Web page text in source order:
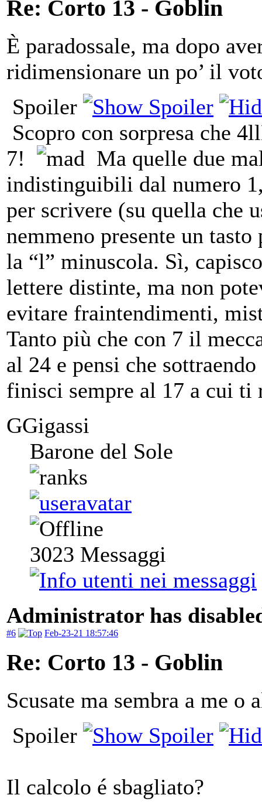
Re: Corto 13 - Goblin
È paradossale, ma dopo
ridimensionare un po’ il
Spoiler
Scopro con sorpresa che
7!
Ma quelle due
indistinguibili dal numero
per scrivere (su quella che
nemmeno presente un
la “l” minuscola. Sì,
lettere distinte, ma non
evitare fraintendimenti,
Tanto più che con 7 il
al 24 e pensi che
finisci sempre al 17 a cui
GGigassi
Barone del Sole
3023 Messaggi
Administrator has
#6 Feb-23-21 18:57:46
Re: Corto 13 - Goblin
Scusate ma sembra a me o
Spoiler
Il calcolo é sbagliato?